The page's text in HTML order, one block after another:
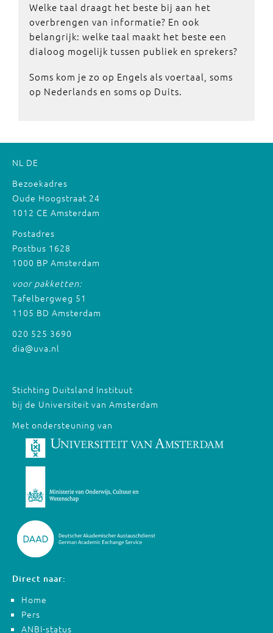
Welke taal draagt het beste bij aan het
overbrengen van informatie? En ook
belangrijk: welke taal maakt het beste een
dialoog mogelijk tussen publiek en sprekers?
Soms kom je zo op Engels als voertaal, soms
op Nederlands en soms op Duits.
NL DE
Bezoekadres
Oude Hoogstraat 24
1012 CE Amsterdam
Postadres
Postbus 1628
1000 BP Amsterdam
voor pakketten:
Tafelbergweg 51
1105 BD Amsterdam
020 525 3690
dia@uva.nl
Stichting Duitsland Instituut
bij de Universiteit van Amsterdam
Met ondersteuning van
Direct naar:
Home
Pers
ANBI-status